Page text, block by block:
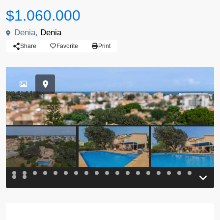
$1.060.000
Denia, Denia
Share Favorite Print
Previous